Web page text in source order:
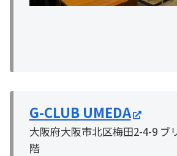
G-CLUB UMEDA
大阪府大阪市北区梅田2-4-9 ブ
階